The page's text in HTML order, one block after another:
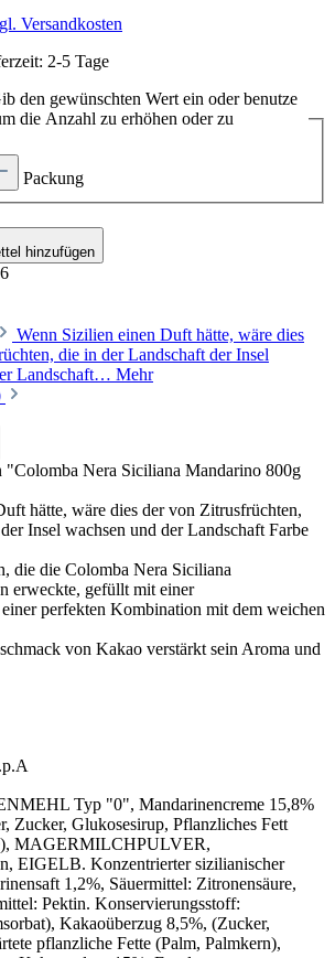
Versandkosten
2-5 Tage
den gewünschten Wert ein oder benutze
die Anzahl zu erhöhen oder zu
Packung
hinzufügen
Wenn Sizilien einen Duft hätte, wäre dies
die in der Landschaft der Insel
Landschaft… Mehr
"Colomba Nera Siciliana Mandarino 800g
hätte, wäre dies der von Zitrusfrüchten,
Insel wachsen und der Landschaft Farbe
die die Colomba Nera Siciliana
erweckte, gefüllt mit einer
perfekten Kombination mit dem weichen
von Kakao verstärkt sein Aroma und
Typ "0", Mandarinencreme 15,8%
Zucker, Glukosesirup, Pflanzliches Fett
MAGERMILCHPULVER,
EIGELB. Konzentrierter sizilianischer
1,2%, Säuermittel: Zitronensäure,
Pektin. Konservierungsstoff:
Kakaoüberzug 8,5%, (Zucker,
pflanzliche Fette (Palm, Palmkern),